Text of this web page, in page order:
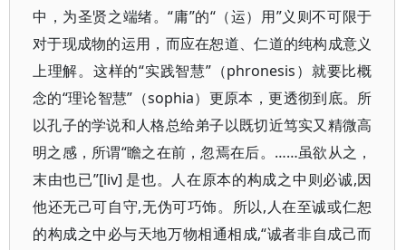
中，为圣贤之端绪。“庸”的“（运）用”义则不可限于
对于现成物的运用，而应在恕道、仁道的纯构成意义
上理解。这样的“实践智慧”（phronesis）就要比概
念的“理论智慧”（sophia）更原本，更透彻到底。所
以孔子的学说和人格总给弟子以既切近笃实又精微高
明之感，所谓“瞻之在前，忽焉在后。……虽欲从之，
末由也已”[liv] 是也。人在原本的构成之中则必诚,因
他还无己可自守,无伪可巧饰。所以,人在至诚或仁恕
的构成之中必与天地万物相通相成,“诚者非自成己而